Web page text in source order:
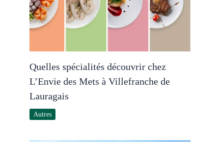
Quelles spécialités découvrir chez
L’Envie des Mets à Villefranche de
Lauragais
Autres